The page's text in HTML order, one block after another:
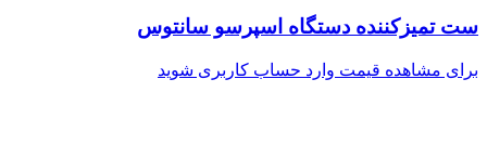
ست تمیزکننده دستگاه اسپرسو سانتوس
برای مشاهده قیمت وارد حساب کاربری شوید